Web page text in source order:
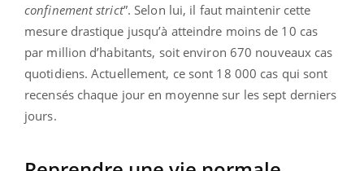
confinement strict”. Selon lui, il faut maintenir cette
mesure drastique jusqu’à atteindre moins de 10 cas
par million d’habitants, soit environ 670 nouveaux cas
quotidiens. Actuellement, ce sont 18 000 cas qui sont
recensés chaque jour en moyenne sur les sept derniers
jours.